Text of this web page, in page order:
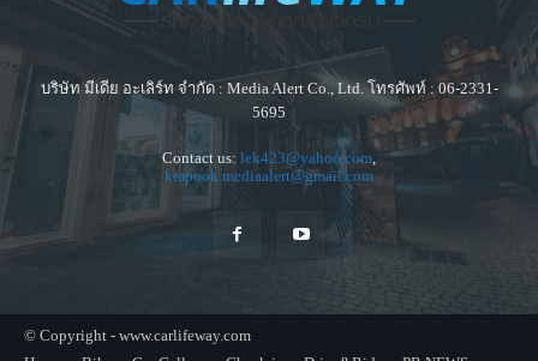
บริษัท มีเดีย อะเลิร์ท จำกัด : Media Alert Co., Ltd. โทรศัพท์ : 06-2331-
5695
Contact us: lek423@yahoo.com
krapook.mediaalert@gmail.com
© Copyright - www.carlifeway.com